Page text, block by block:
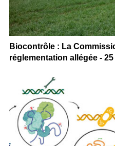
Biocontrôle : La
réglementation allégée -